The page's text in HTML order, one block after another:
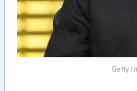
Getty